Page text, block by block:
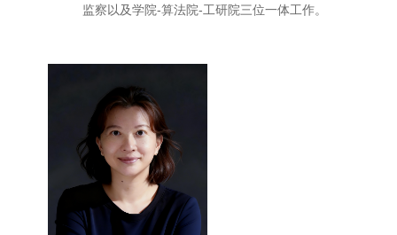
监察以及学院-算法院-工研院三位一体工作。